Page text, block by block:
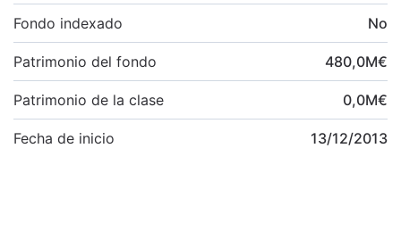
Fondo indexado No
Patrimonio del fondo 480,0M€
Patrimonio de la clase 0,0M€
Fecha de inicio 13/12/2013